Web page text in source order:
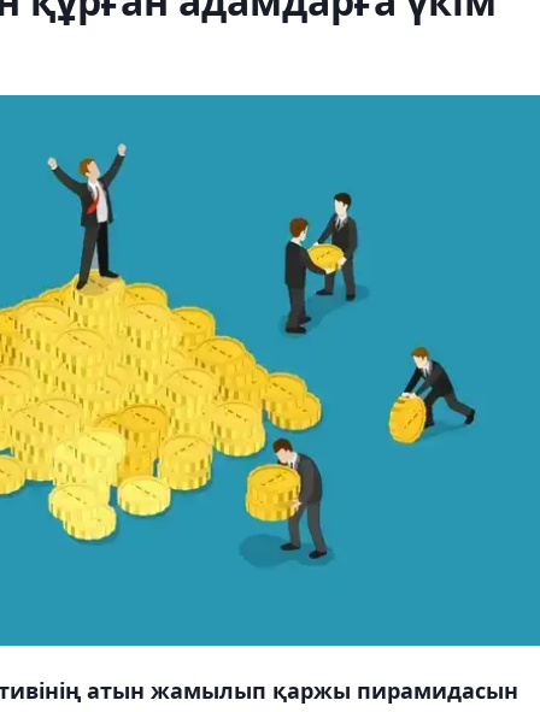
атын жамылып қаржы пирамидасын